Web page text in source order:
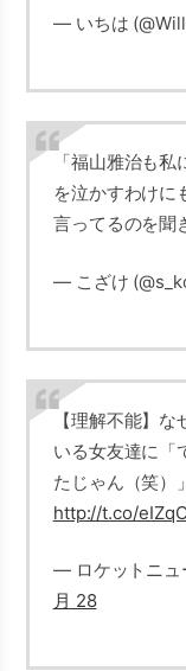
— いちは
「福山雅治も
を泣かすわけに
言ってるのを聞
— こざけ
【理解不能】
いる女友達に「
たじゃん（笑）
http://t.co/
— ロケットニ
月 28